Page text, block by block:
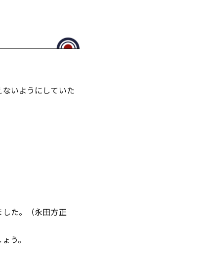
いようにしていた
た。（永田方正
う。